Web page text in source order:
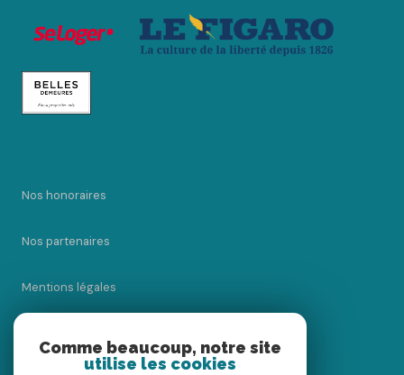
Nos honoraires
Nos partenaires
Mentions légales
Comme beaucoup, notre site
utilise les cookies